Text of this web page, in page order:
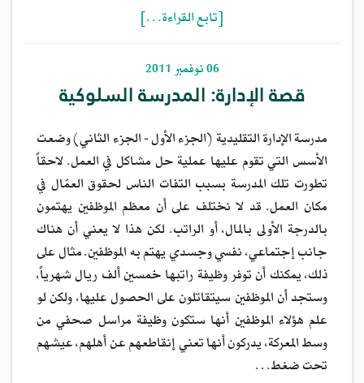
[تابع القراءة…]
06 نوفمبر 2011
قصة الإدارة: المدرسة السلوكية
مدرسة الإدارة التقليدية (الجزء الأول - الجزء الثاني) وضعت
الأسس التي تقوم عليها عملية حل مشاكل في العمل. لاحقاً
تطورت تلك المدرسة بسبب التفات الناس لحقوق العمّال في
مكان العمل. قد لا نختلف على أن معظم الموظفين يهتمون
بالدرجة الأولى بالمال، أو الراتب. لكن هذا لا يعني أن هناك
جانب إجتماعي، نفسي وجسدي يهتم به الموظفين. مثال على
ذلك، يمكنك أن توفر وظيفة راتبها خمسين ألف ريال شهرياً،
وستجد أن الموظفين سيتقاتلون على الحصول عليها، ولكن لو
علم هؤلاء الموظفين أنها ستكون وظيفة مراسل صحفي من
وسط المعركة، يدركون أنها تعني إنقاطعهم عن أهلهم، عيشهم
تحت ضغط…